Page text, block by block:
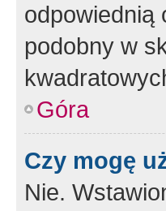
odpowiednią
podobny w
Góra
Czy mogę
Nie.